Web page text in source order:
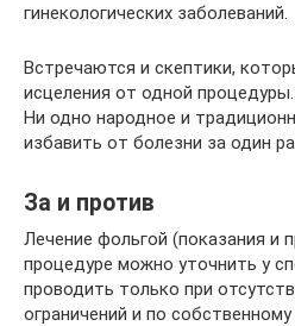
гинекологических заболеваний.
Встречаются и скептики,
исцеления от одной
Ни одно народное и
избавить от болезни за один
За и против
Лечение фольгой (показания и
процедуре можно уточнить у
проводить только при
ограничений и по